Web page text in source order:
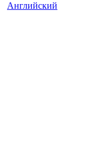
Английский